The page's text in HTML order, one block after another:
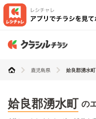
鹿児島県 姶良郡湧水町
姶良郡湧水町 の